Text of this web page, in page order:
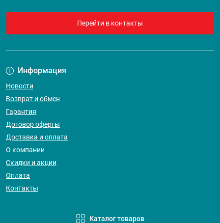
Перейти в контакты
Информация
Новости
Возврат и обмен
Гарантия
Договор оферты
Доставка и оплата
О компании
Скидки и акции
Оплата
Контакты
Каталог товаров